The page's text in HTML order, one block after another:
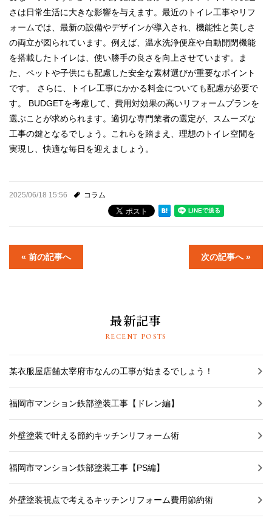
さは日常生活に大きな影響を与えます。最近のトイレ工事やリフ
ォームでは、最新の設備やデザインが導入され、機能性と美しさ
の両立が図られています。例えば、温水洗浄便座や自動開閉機能
を搭載したトイレは、使い勝手の良さを向上させています。ま
た、ペットや子供にも配慮した安全な素材選びが重要なポイント
です。 さらに、トイレ工事にかかる料金についても配慮が必要で
す。 BUDGETを考慮して、費用対効果の高いリフォームプランを
選ぶことが求められます。適切な専門業者の選定が、スムーズな
工事の鍵となるでしょう。これらを踏まえ、理想のトイレ空間を
実現し、快適な毎日を迎えましょう。
2025/06/18 15:56 コラム
« 前の記事へ 次の記事へ »
最新記事
RECENT POSTS
某衣服屋店舗太宰府市なんの工事が始まるでしょう！
福岡市マンション鉄部塗装工事【ドレン編】
外壁塗装で叶える節約キッチンリフォーム術
福岡市マンション鉄部塗装工事【PS編】
外壁塗装視点で考えるキッチンリフォーム費用節約術